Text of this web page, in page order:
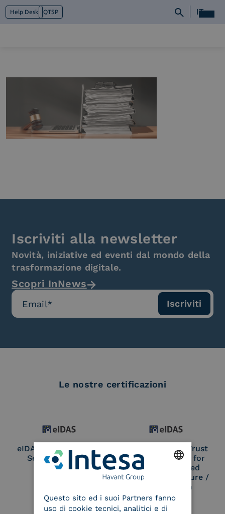
Help Desk QTSP IT
Industry
News e Media
Contattaci
Iscriviti alla newsletter
Novità, iniziative ed eventi dal mondo della
trasformazione digitale.
Scopri InNews
Le nostre certificazioni
eIDAS Qualified Trust
Service Provider
eIDAS Qualified Trust
Service Provider for
Remote Qualified
Electronic Signature /
Seal Creation
ITALIAN
Questo sito ed i suoi Partners fanno
uso di cookie tecnici, analitici e di